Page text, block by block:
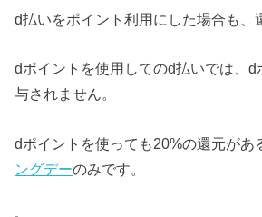
d払いをポイント利用にした場合も、
dポイントを使用してのd払いでは、d
与されません。
dポイントを使っても20%の還元があ
ングデーのみです。